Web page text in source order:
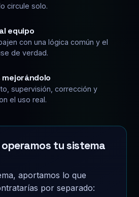
circule solo.
equipo
con una lógica común y el
de verdad.
mejorándolo
supervisión, corrección y
el uso real.
operamos tu sistema
aportamos lo que
por separado: